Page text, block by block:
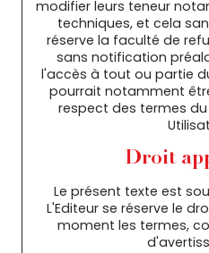
modifier leurs teneur
techniques, et cela
réserve la faculté de
sans notification
l'accès à tout ou partie
pourrait notamment
respect des termes
Droit
Le présent texte est
L'Editeur se réserve le
moment les termes,